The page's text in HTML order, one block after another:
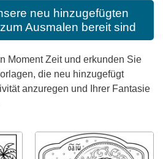
neu hinzugefügten
Ausmalen bereit sind
Moment Zeit und erkunden Sie
die neu hinzugefügt
anzuregen und Ihrer Fantasie